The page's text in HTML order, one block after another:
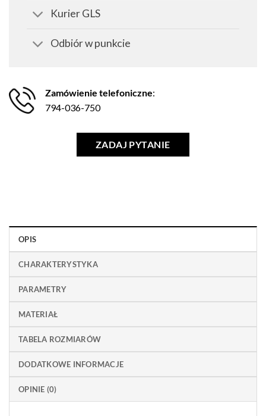
Kurier GLS
Odbiór w punkcie
Zamówienie telefoniczne:
794-036-750
ZADAJ PYTANIE
OPIS
CHARAKTERYSTYKA
PARAMETRY
MATERIAŁ
TABELA ROZMIARÓW
DODATKOWE INFORMACJE
OPINIE (0)